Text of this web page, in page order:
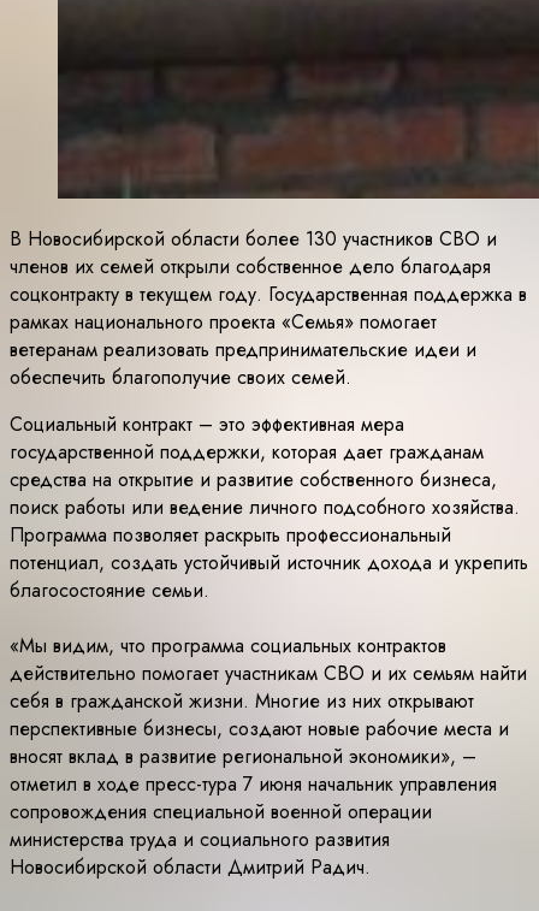
В Новосибирской области более 130 участников СВО и
членов их семей открыли собственное дело благодаря
соцконтракту в текущем году. Государственная поддержка в
рамках национального проекта «Семья» помогает
ветеранам реализовать предпринимательские идеи и
обеспечить благополучие своих семей.
Социальный контракт – это эффективная мера
государственной поддержки, которая дает гражданам
средства на открытие и развитие собственного бизнеса,
поиск работы или ведение личного подсобного хозяйства.
Программа позволяет раскрыть профессиональный
потенциал, создать устойчивый источник дохода и укрепить
благосостояние семьи.
«Мы видим, что программа социальных контрактов
действительно помогает участникам СВО и их семьям найти
себя в гражданской жизни. Многие из них открывают
перспективные бизнесы, создают новые рабочие места и
вносят вклад в развитие региональной экономики», –
отметил в ходе пресс-тура 7 июня начальник управления
сопровождения специальной военной операции
министерства труда и социального развития
Новосибирской области Дмитрий Радич.